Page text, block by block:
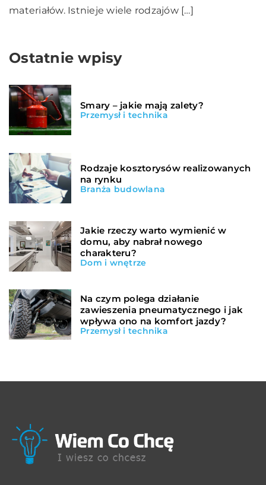
materiałów. Istnieje wiele rodzajów […]
Ostatnie wpisy
Smary – jakie mają zalety?
Przemysł i technika
Rodzaje kosztorysów realizowanych
na rynku
Branża budowlana
Jakie rzeczy warto wymienić w
domu, aby nabrał nowego
charakteru?
Dom i wnętrze
Na czym polega działanie
zawieszenia pneumatycznego i jak
wpływa ono na komfort jazdy?
Przemysł i technika